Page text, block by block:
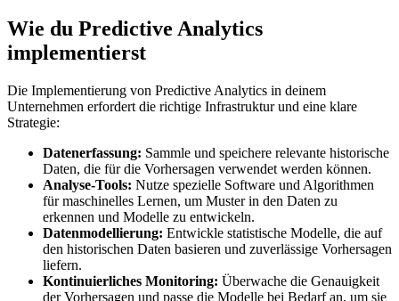
Wie du Predictive Analytics
implementierst
Die Implementierung von Predictive Analytics in deinem
Unternehmen erfordert die richtige Infrastruktur und eine klare
Strategie:
Datenerfassung: Sammle und speichere relevante historische
Daten, die für die Vorhersagen verwendet werden können.
Analyse-Tools: Nutze spezielle Software und Algorithmen
für maschinelles Lernen, um Muster in den Daten zu
erkennen und Modelle zu entwickeln.
Datenmodellierung: Entwickle statistische Modelle, die auf
den historischen Daten basieren und zuverlässige Vorhersagen
liefern.
Kontinuierliches Monitoring: Überwache die Genauigkeit
der Vorhersagen und passe die Modelle bei Bedarf an, um sie